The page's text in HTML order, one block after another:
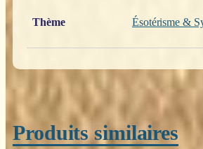
Thème Ésotérisme &
Produits similaires